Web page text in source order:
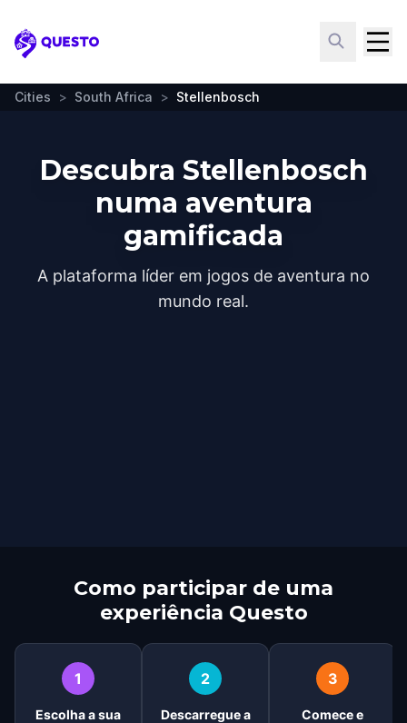
Questo
Cities > South Africa > Stellenbosch
Descubra Stellenbosch
numa aventura
gamificada
A plataforma líder em jogos de aventura no
mundo real.
Como participar de uma
experiência Questo
1
Escolha a sua
2
Descarregue a
3
Comece e